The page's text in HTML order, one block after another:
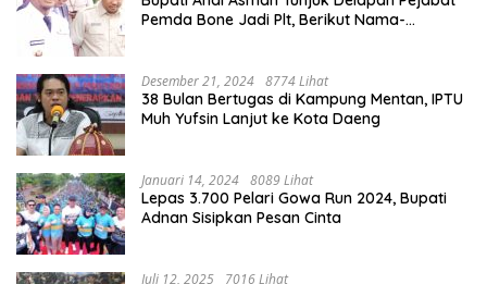
Pemda Bone Jadi Plt, Berikut Nama-
Desember 21, 2024 8774 Lihat
38 Bulan Bertugas di Kampung Mentan, IPTU
Muh Yufsin Lanjut ke Kota Daeng
Januari 14, 2024 8089 Lihat
Lepas 3.700 Pelari Gowa Run 2024, Bupati
Adnan Sisipkan Pesan Cinta
Juli 12, 2025 7016 Lihat